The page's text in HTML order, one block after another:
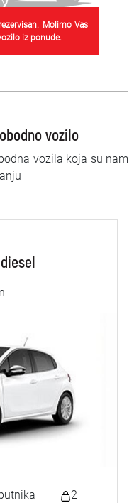
Molimo Vas
iz ponude.
vozilo
vozila koja su nam
2